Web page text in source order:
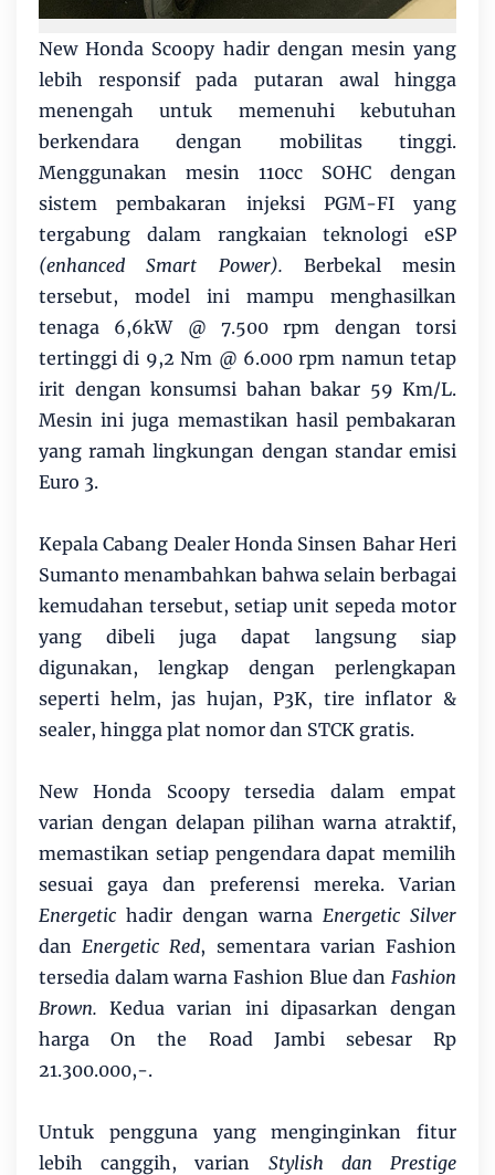
New Honda Scoopy hadir dengan mesin yang
lebih responsif pada putaran awal hingga
menengah untuk memenuhi kebutuhan
berkendara dengan mobilitas tinggi.
Menggunakan mesin 110cc SOHC dengan
sistem pembakaran injeksi PGM-FI yang
tergabung dalam rangkaian teknologi eSP
(enhanced Smart Power). Berbekal mesin
tersebut, model ini mampu menghasilkan
tenaga 6,6kW @ 7.500 rpm dengan torsi
tertinggi di 9,2 Nm @ 6.000 rpm namun tetap
irit dengan konsumsi bahan bakar 59 Km/L.
Mesin ini juga memastikan hasil pembakaran
yang ramah lingkungan dengan standar emisi
Euro 3.
Kepala Cabang Dealer Honda Sinsen Bahar Heri
Sumanto menambahkan bahwa selain berbagai
kemudahan tersebut, setiap unit sepeda motor
yang dibeli juga dapat langsung siap
digunakan, lengkap dengan perlengkapan
seperti helm, jas hujan, P3K, tire inflator &
sealer, hingga plat nomor dan STCK gratis.
New Honda Scoopy tersedia dalam empat
varian dengan delapan pilihan warna atraktif,
memastikan setiap pengendara dapat memilih
sesuai gaya dan preferensi mereka. Varian
Energetic hadir dengan warna Energetic Silver
dan Energetic Red, sementara varian Fashion
tersedia dalam warna Fashion Blue dan Fashion
Brown. Kedua varian ini dipasarkan dengan
harga On the Road Jambi sebesar Rp
21.300.000,-.
Untuk pengguna yang menginginkan fitur
lebih canggih, varian Stylish dan Prestige